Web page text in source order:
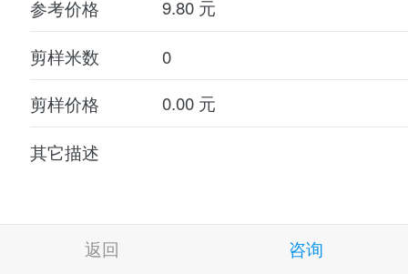
返回 咨询
参考价格
剪样米数
剪样价格
其它描述